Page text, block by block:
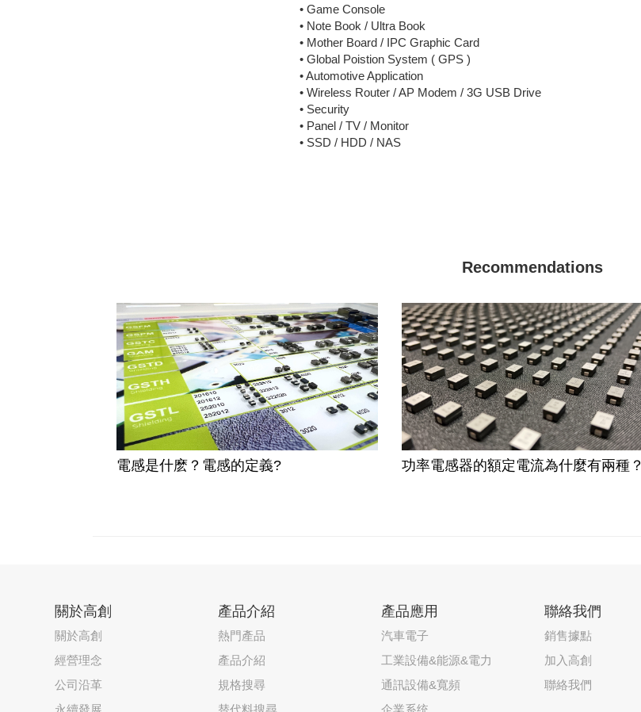
• Game Console
• Note Book / Ultra Book
• Mother Board / IPC Graphic Card
• Global Poistion System ( GPS )
• Automotive Application
• Wireless Router / AP Modem / 3G USB Drive
• Security
• Panel / TV / Monitor
• SSD / HDD / NAS
Recommendations
電感是什麽？電感的定義?
功率電感器的額定電流為什麼有兩種？
關於高創
關於高創
經營理念
公司沿革
產品介紹
熱門產品
產品介紹
規格搜尋
產品應用
汽車電子
工業設備&能源&電力
通訊設備&寬頻
聯絡我們
銷售據點
加入高創
聯絡我們